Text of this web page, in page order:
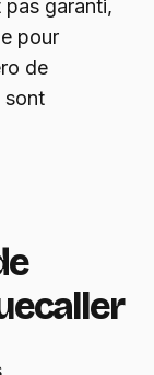
pas garanti,
pour
de
sont